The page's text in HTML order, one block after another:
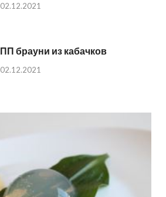
02.12.2021
ПП брауни из кабачков
02.12.2021